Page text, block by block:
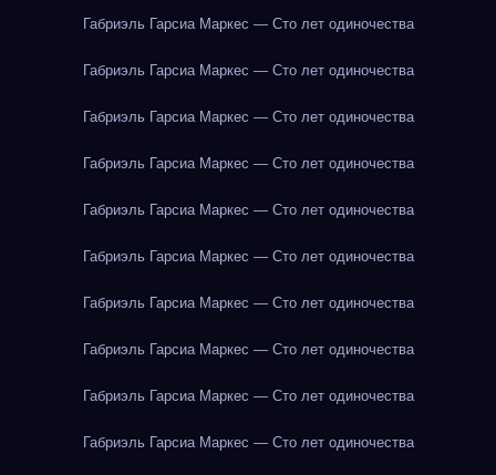
Габриэль Гарсиа Маркес — Сто лет одиночества
Габриэль Гарсиа Маркес — Сто лет одиночества
Габриэль Гарсиа Маркес — Сто лет одиночества
Габриэль Гарсиа Маркес — Сто лет одиночества
Габриэль Гарсиа Маркес — Сто лет одиночества
Габриэль Гарсиа Маркес — Сто лет одиночества
Габриэль Гарсиа Маркес — Сто лет одиночества
Габриэль Гарсиа Маркес — Сто лет одиночества
Габриэль Гарсиа Маркес — Сто лет одиночества
Габриэль Гарсиа Маркес — Сто лет одиночества